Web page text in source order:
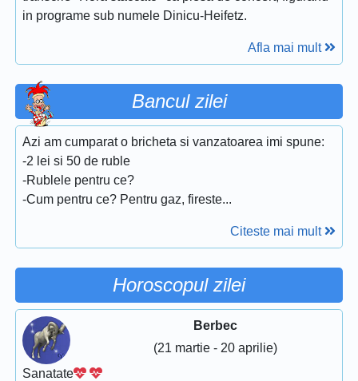
in programe sub numele Dinicu-Heifetz.
Afla mai mult
Bancul zilei
Azi am cumparat o bricheta si vanzatoarea imi spune:
-2 lei si 50 de ruble
-Rublele pentru ce?
-Cum pentru ce? Pentru gaz, fireste...
Citeste mai mult
Horoscopul zilei
Berbec
(21 martie - 20 aprilie)
Sanatate